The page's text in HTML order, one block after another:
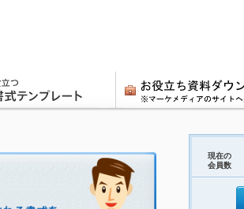
現在の
会員数